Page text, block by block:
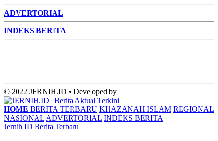
ADVERTORIAL
INDEKS BERITA
© 2022 JERNIH.ID • Developed by
HOME BERITA TERBARU KHAZANAH ISLAM REGIONAL
NASIONAL ADVERTORIAL INDEKS BERITA
Jernih ID Berita Terbaru